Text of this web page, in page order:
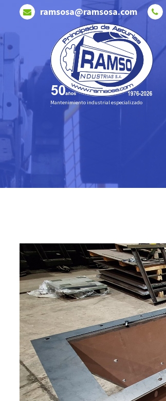
Saltar
ramsosa@ramsosa.com
Mantenimiento industrial especializado